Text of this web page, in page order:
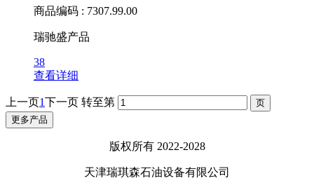
商品编码 : 7307.99.00
瑞驰盛产品
38
查看详细
上一页1下一页 转至第
更多产品
版权所有 2022-2028
天津瑞琪森石油设备有限公司